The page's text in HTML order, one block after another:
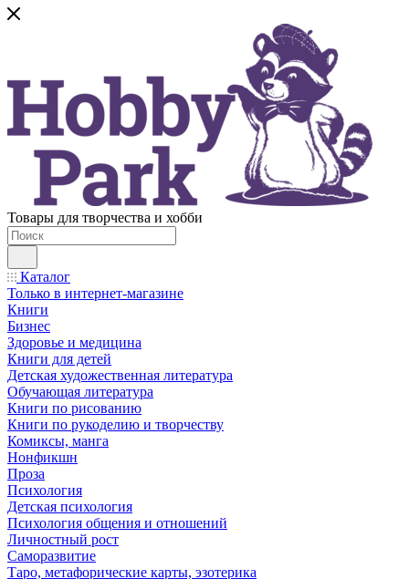
Товары для творчества и хобби
Каталог
Только в интернет-магазине
Книги
Бизнес
Здоровье и медицина
Книги для детей
Детская художественная литература
Обучающая литература
Книги по рисованию
Книги по рукоделию и творчеству
Комиксы, манга
Нонфикшн
Проза
Психология
Детская психология
Психология общения и отношений
Личностный рост
Саморазвитие
Таро, метафорические карты, эзотерика